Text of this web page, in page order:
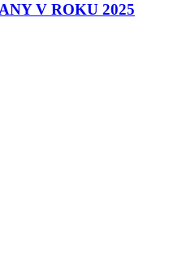
V ROKU 2025